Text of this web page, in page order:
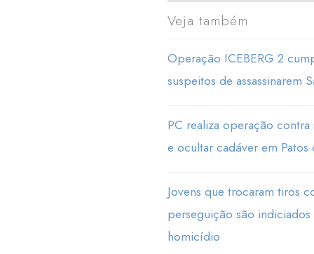
Veja também
Operação ICEBERG 2
suspeitos de assassinarem
PC realiza operação
e ocultar cadáver em Patos
Jovens que trocaram tiros
perseguição são
homicídio